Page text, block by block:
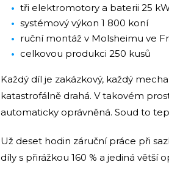
tři elektromotory a baterii 25
systémový výkon 1 800 koní
ruční montáž v Molsheimu ve
celkovou produkci 250 kusů
Každý díl je zakázkový, každý
katastrofálně drahá. V takovém
automaticky oprávněná. Soud to
Už deset hodin záruční práce při
díly s přirážkou 160 % a jediná větší